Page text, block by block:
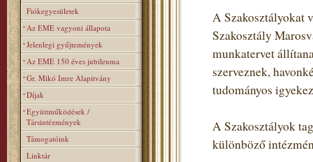
Fiókegyesületek
Az EME vagyoni állapota
Jelenlegi gyűjtemények
Az EME 150 éves jubileuma
Gr. Mikó Imre Alapitvány
Díjak
Együttműködések /
Társintézmények
Támogatóink
Linktár
A Szakosztályokat
Szakosztály
munkatervet
szerveznek,
tudományos
A Szakosztályok
különböző